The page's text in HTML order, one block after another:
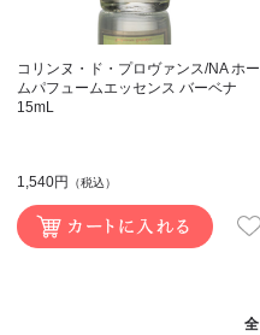
コリンヌ・ド・プロヴァンス/NA ホー
ムパフュームエッセンス バーベナ
15mL
1,540円 （税込）
全